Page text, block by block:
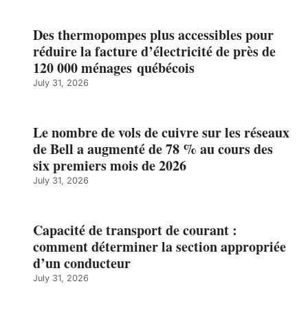
Des thermopompes plus accessibles pour
réduire la facture d’électricité de près de
120 000 ménages québécois
July 31, 2026
Le nombre de vols de cuivre sur les réseaux
de Bell a augmenté de 78 % au cours des
six premiers mois de 2026
July 31, 2026
Capacité de transport de courant :
comment déterminer la section appropriée
d’un conducteur
July 31, 2026